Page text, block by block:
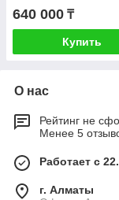
640 000 ₸
Купить
О нас
Рейтинг не
Менее 5
Работает с
г. Алматы